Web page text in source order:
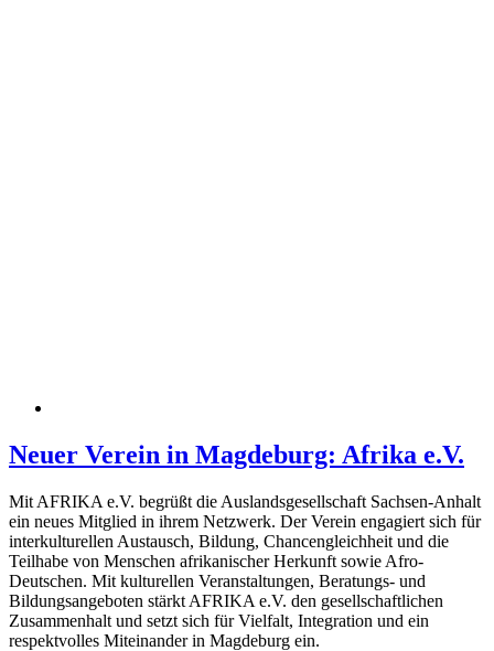
Neuer Verein in Magdeburg: Afrika e.V.
Mit AFRIKA e.V. begrüßt die Auslandsgesellschaft Sachsen-Anhalt
ein neues Mitglied in ihrem Netzwerk. Der Verein engagiert sich für
interkulturellen Austausch, Bildung, Chancengleichheit und die
Teilhabe von Menschen afrikanischer Herkunft sowie Afro-
Deutschen. Mit kulturellen Veranstaltungen, Beratungs- und
Bildungsangeboten stärkt AFRIKA e.V. den gesellschaftlichen
Zusammenhalt und setzt sich für Vielfalt, Integration und ein
respektvolles Miteinander in Magdeburg ein.